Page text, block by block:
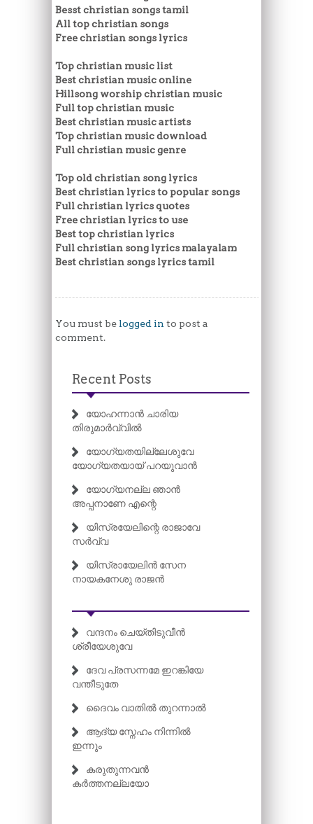
Besst christian songs tamil
All top christian songs
Free christian songs lyrics
Top christian music list
Best christian music online
Hillsong worship christian music
Full top christian music
Best christian music artists
Top christian music download
Full christian music genre
Top old christian song lyrics
Best christian lyrics to popular songs
Full christian lyrics quotes
Free christian lyrics to use
Best top christian lyrics
Full christian song lyrics malayalam
Best christian songs lyrics tamil
You must be logged in to post a
comment.
Recent Posts
യോഹന്നാൻ ചാരിയ
തിരുമാർവ്വിൽ
യോഗ്യതയില്ലേശുവേ
യോഗ്യതയായ് പറയുവാൻ
യോഗ്യനല്ല ഞാൻ
അപ്പനാണേ എന്റെ
യിസ്രയേലിന്റെ രാജാവേ
സർവ്വ
യിസ്രായേലിൻ സേന
നായകനേശു രാജൻ
വന്ദനം ചെയ്തിടുവീൻ
ശ്രീയേശുവേ
ദേവ പ്രസന്നമേ ഇറങ്കിയേ
വന്തീടുതേ
ദൈവം വാതിൽ തുറന്നാൽ
ആദ്യ സ്നേഹം നിന്നിൽ
ഇന്നും
കരുതുന്നവൻ
കർത്തനല്ലയോ